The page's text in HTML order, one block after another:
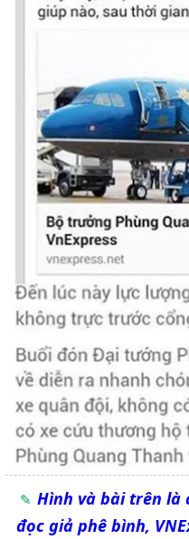
Hình và bài trên là
đọc giả phê bình,